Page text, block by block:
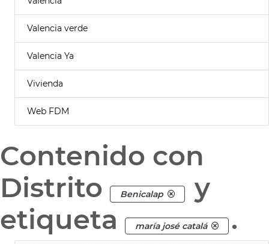
Valencia verde
Valencia Ya
Vivienda
Web FDM
Contenido con
Distrito
Benicalap
y
etiqueta
maría josé catalá .